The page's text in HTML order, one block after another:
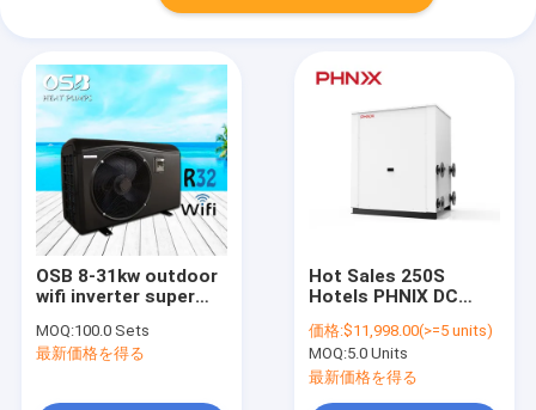
OSB 8-31kw outdoor
wifi inverter super
protection air source
water heat pool
pump
MOQ:100.0 Sets
最新価格を得る
Hot Sales 250S
Hotels PHNIX DC
Heat Pump Water
Heater
価格:$11,998.00(>=5 units)
MOQ:5.0 Units
最新価格を得る